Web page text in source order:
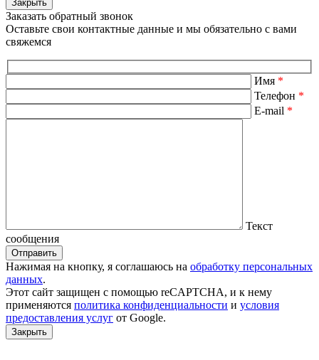
Закрыть
Заказать обратный звонок
Оставьте свои контактные данные и мы обязательно с вами
свяжемся
Имя *
Телефон *
E-mail *
Текст
сообщения
Отправить
Нажимая на кнопку, я соглашаюсь на обработку персональных
данных.
Этот сайт защищен c помощью reCAPTCHA, и к нему
применяются политика конфиденциальности и условия
предоставления услуг от Google.
Закрыть